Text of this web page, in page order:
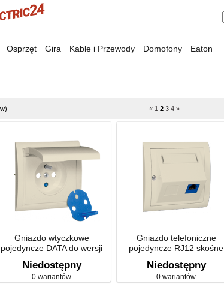
Osprzęt Gira Kable i Przewody Domofony Eaton
« 1 2 3 4 »
Gniazdo wtyczkowe
pojedyncze DATA do wersji
16A
Niedostępny
0 wariantów
Gniazdo telefoniczne
pojedyncze RJ12 skośne
Niedostępny
0 wariantów